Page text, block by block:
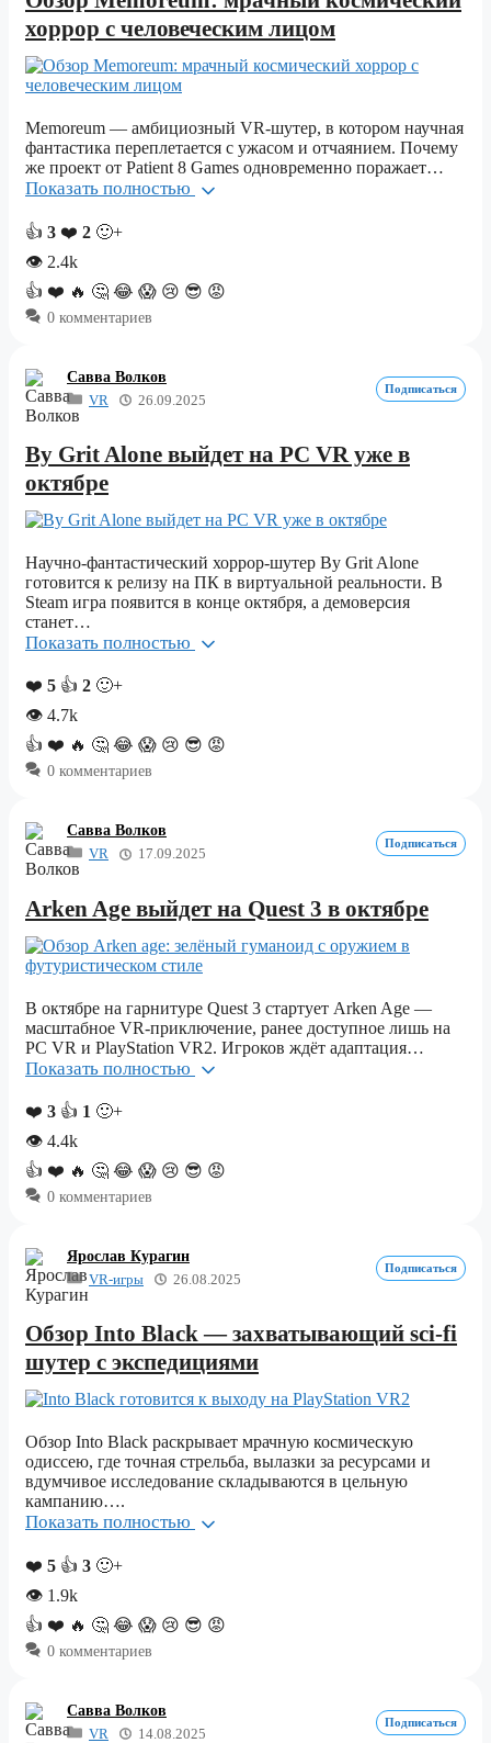
хоррор с человеческим лицом
Memoreum — амбициозный VR-шутер, в котором научная
фантастика переплетается с ужасом и отчаянием. Почему
же проект от Patient 8 Games одновременно поражает…
Показать полностью
👍 3 ❤️ 2 🙂+
👁 2.4k
👍 ❤️ 🔥 🤔 😂 😱 😢 😎 😡
0 комментариев
Савва Волков
VR
26.09.2025
Подписаться
By Grit Alone выйдет на PC VR уже в
октябре
Научно-фантастический хоррор-шутер By Grit Alone
готовится к релизу на ПК в виртуальной реальности. В
Steam игра появится в конце октября, а демоверсия
станет…
Показать полностью
❤️ 5 👍 2 🙂+
👁 4.7k
👍 ❤️ 🔥 🤔 😂 😱 😢 😎 😡
0 комментариев
Савва Волков
VR
17.09.2025
Подписаться
Arken Age выйдет на Quest 3 в октябре
В октябре на гарнитуре Quest 3 стартует Arken Age —
масштабное VR-приключение, ранее доступное лишь на
PC VR и PlayStation VR2. Игроков ждёт адаптация…
Показать полностью
❤️ 3 👍 1 🙂+
👁 4.4k
👍 ❤️ 🔥 🤔 😂 😱 😢 😎 😡
0 комментариев
Ярослав Курагин
VR-игры
26.08.2025
Подписаться
Обзор Into Black — захватывающий sci-fi
шутер с экспедициями
Обзор Into Black раскрывает мрачную космическую
одиссею, где точная стрельба, вылазки за ресурсами и
вдумчивое исследование складываются в цельную
кампанию….
Показать полностью
❤️ 5 👍 3 🙂+
👁 1.9k
👍 ❤️ 🔥 🤔 😂 😱 😢 😎 😡
0 комментариев
Савва Волков
VR
14.08.2025
Подписаться